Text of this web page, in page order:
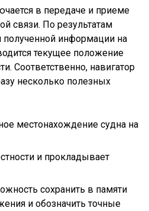
в передаче и приеме
связи. По результатам
полученной информации на
текущее положение
Соответственно, навигатор
несколько полезных
местонахождение судна на
и прокладывает
сохранить в памяти
и обозначить точные